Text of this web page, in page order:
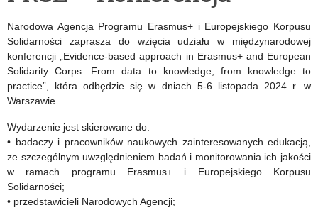
Narodowa Agencja Programu Erasmus+ i Europejskiego Korpusu
Solidarności zaprasza do wzięcia udziału w międzynarodowej
konferencji „Evidence-based approach in Erasmus+ and European
Solidarity Corps. From data to knowledge, from knowledge to
practice”, która odbędzie się w dniach 5-6 listopada 2024 r. w
Warszawie.
Wydarzenie jest skierowane do:
• badaczy i pracowników naukowych zainteresowanych edukacją,
ze szczególnym uwzględnieniem badań i monitorowania ich jakości
w ramach programu Erasmus+ i Europejskiego Korpusu
Solidarności;
• przedstawicieli Narodowych Agencji;
Zawodowego
przy
Warmińsko-
Mazurskim
Oświaty
jedności
europejskiej